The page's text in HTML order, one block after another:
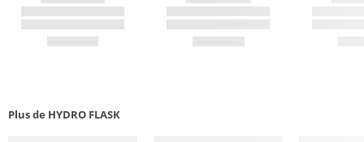
Plus de HYDRO FLASK